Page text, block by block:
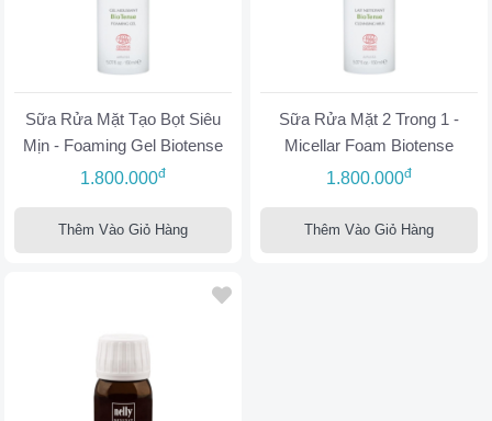
Sữa Rửa Mặt Tạo Bọt Siêu
Mịn - Foaming Gel Biotense
1.800.000đ
Thêm Vào Giỏ Hàng
Sữa Rửa Mặt 2 Trong 1 -
Micellar Foam Biotense
1.800.000đ
Thêm Vào Giỏ Hàng